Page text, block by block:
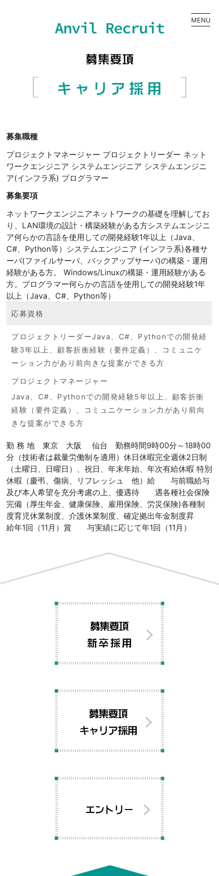
MENU
募集職種
プロジェクトマネージャー プロジェクトリーダー ネット
ワークエンジニア システムエンジニア システムエンジニ
ア(インフラ系) プログラマー
募集要項
ネットワークエンジニアネットワークの基礎を理解してお
り、LAN環境の設計・構築経験がある方システムエンジニ
ア何らかの言語を使用しての開発経験1年以上（Java、
C#、Python等）システムエンジニア (インフラ系)各種サ
ーバ(ファイルサーバ、バックアップサーバ)の構築・運用
経験がある方。 Windows/Linuxの構築・運用経験がある
方。プログラマー何らかの言語を使用しての開発経験1年
以上（Java、C#、Python等）
応募資格
プロジェクトリーダーJava、C#、Pythonでの開発経
験3年以上、顧客折衝経験（要件定義）、コミュニケ
ーション力があり前向きな提案ができる方
プロジェクトマネージャー
Java、C#、Pythonでの開発経験5年以上、顧客折衝
経験（要件定義）、コミュニケーション力があり前向
きな提案ができる方
勤 務 地 東京 大阪 仙台 勤務時間9時00分～18時00
分（技術者は裁量労働制を適用）休日休暇完全週休2日制
（土曜日、日曜日）、祝日、年末年始、年次有給休暇 特別
休暇（慶弔、傷病、リフレッシュ 他）給 与前職給与
及び本人希望を充分考慮の上、優遇待 遇各種社会保険
完備（厚生年金、健康保険、雇用保険、労災保険)各種制
度育児休業制度、介護休業制度、確定拠出年金制度昇
給年1回（11月）賞 与実績に応じて年1回（11月）